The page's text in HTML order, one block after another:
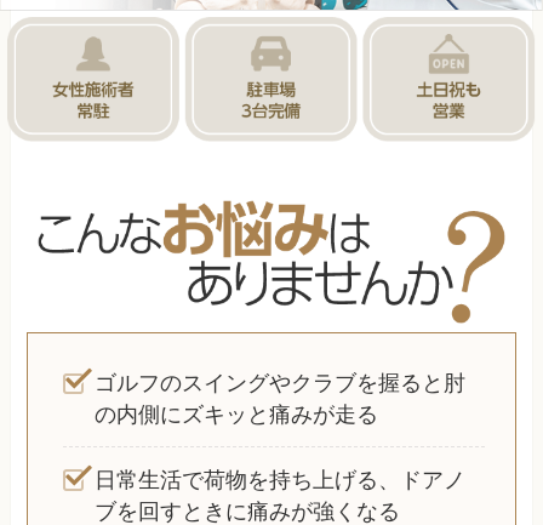
ゴルフのスイングやクラブを握ると肘
の内側にズキッと痛みが走る
日常生活で荷物を持ち上げる、ドアノ
ブを回すときに痛みが強くなる